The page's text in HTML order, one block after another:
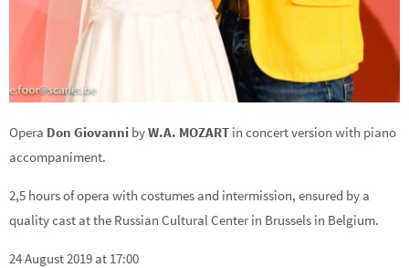
Opera Don Giovanni byW.A. MOZART in concert version with piano
accompaniment.
2,5 hours of opera with costumes and intermission, ensured by a
quality cast at the Russian Cultural Center in Brussels in Belgium.
24 August 2019 at 17:00